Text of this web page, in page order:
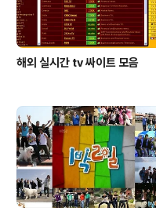
해외 실시간 tv 싸이트 모음